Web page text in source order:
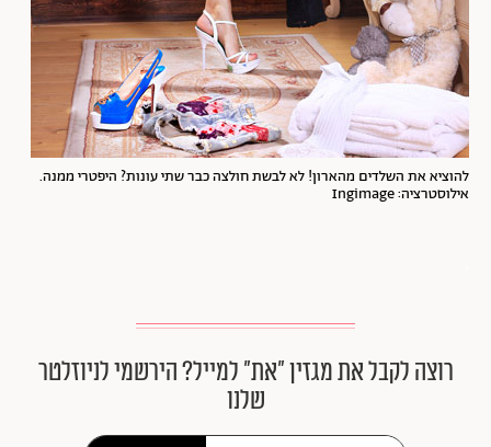
להוציא את השלדים מהארון! לא לבשת חולצה כבר שתי עונות? היפטרי ממנה.
אילוסטרציה: Ingimage
רוצה לקבל את מגזין ״את״ למייל? הירשמי לניוזלטר
שלנו